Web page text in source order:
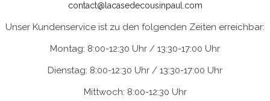
contact@lacasedecousinpaul.com
Unser Kundenservice ist zu den folgenden Zeiten erreichbar:
Montag: 8:00-12:30 Uhr / 13:30-17:00 Uhr
Dienstag: 8:00-12:30 Uhr / 13:30-17:00 Uhr
Mittwoch: 8:00-12:30 Uhr